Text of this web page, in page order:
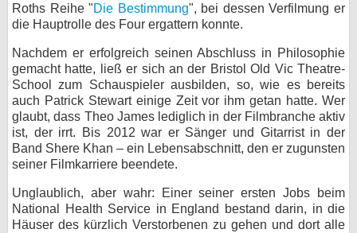
Roths Reihe "Die Bestimmung", bei dessen Verfilmung er
die Hauptrolle des Four ergattern konnte.
Nachdem er erfolgreich seinen Abschluss in Philosophie
gemacht hatte, ließ er sich an der Bristol Old Vic Theatre-
School zum Schauspieler ausbilden, so, wie es bereits
auch Patrick Stewart einige Zeit vor ihm getan hatte. Wer
glaubt, dass Theo James lediglich in der Filmbranche aktiv
ist, der irrt. Bis 2012 war er Sänger und Gitarrist in der
Band Shere Khan – ein Lebensabschnitt, den er zugunsten
seiner Filmkarriere beendete.
Unglaublich, aber wahr: Einer seiner ersten Jobs beim
National Health Service in England bestand darin, in die
Häuser des kürzlich Verstorbenen zu gehen und dort alle
bei Facebook
Kontakt
Nutzungsbedingungen
Datenschutz
Cookie-Einstellungen
Impressum
Desktop-Ansicht